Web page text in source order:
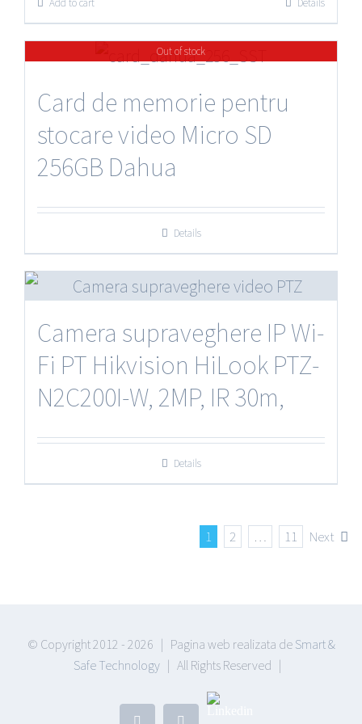
Add to cart Details
Out of stock
Card de memorie pentru
stocare video Micro SD
256GB Dahua
Details
Camera supraveghere IP Wi-
Fi PT Hikvision HiLook PTZ-
N2C200I-W, 2MP, IR 30m,
Details
1 2 … 11 Next
© Copyright 2012 - 2026 | Pagina web realizata de Smart &
Safe Technology | All Rights Reserved |